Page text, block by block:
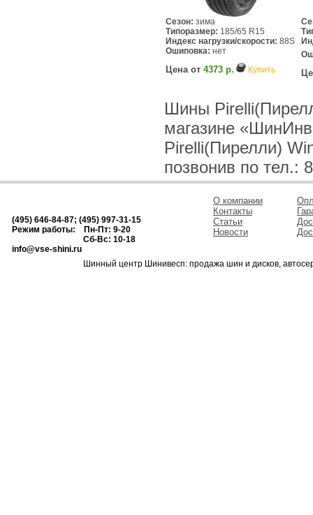
Сезон: зима
Типоразмер: 185/65 R15
Индекс нагрузки/скорости: 88S
Ошиповка: нет
Цена от 4373 р. Купить
Шины
магазине
Pirelli(Пирелли)
позвонив по тел.:
(495) 646-84-87; (495) 997-31-15
Режим работы: Пн-Пт: 9-20
Сб-Вс: 10-18
info@vse-shini.ru
О компании
Контакты
Статьи
Новости
Шинный центр Шинивесп: продажа шин и дисков,